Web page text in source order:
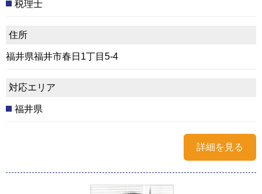
税理士
住所
福井県福井市春日1丁目5-4
対応エリア
福井県
詳細を見る